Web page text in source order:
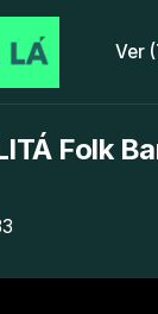
Ver
Folk